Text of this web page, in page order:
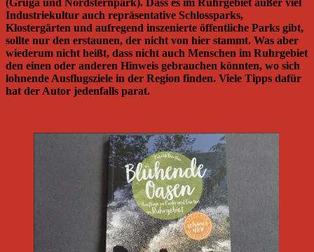
(Gruga und Nordsternpark). Dass es im Ruhrgebiet außer viel
Industriekultur auch repräsentative Schlossparks,
Klostergärten und aufregend inszenierte öffentliche Parks gibt,
sollte nur den erstaunen, der nicht von hier stammt. Was aber
wiederum nicht heißt, dass nicht auch Menschen im Ruhrgebiet
den einen oder anderen Hinweis gebrauchen könnten, wo sich
lohnende Ausflugsziele in der Region finden. Viele Tipps dafür
hat der Autor jedenfalls parat.